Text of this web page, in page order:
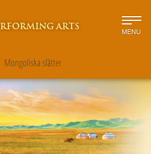
ARTS MENU
Mongoliska slätter